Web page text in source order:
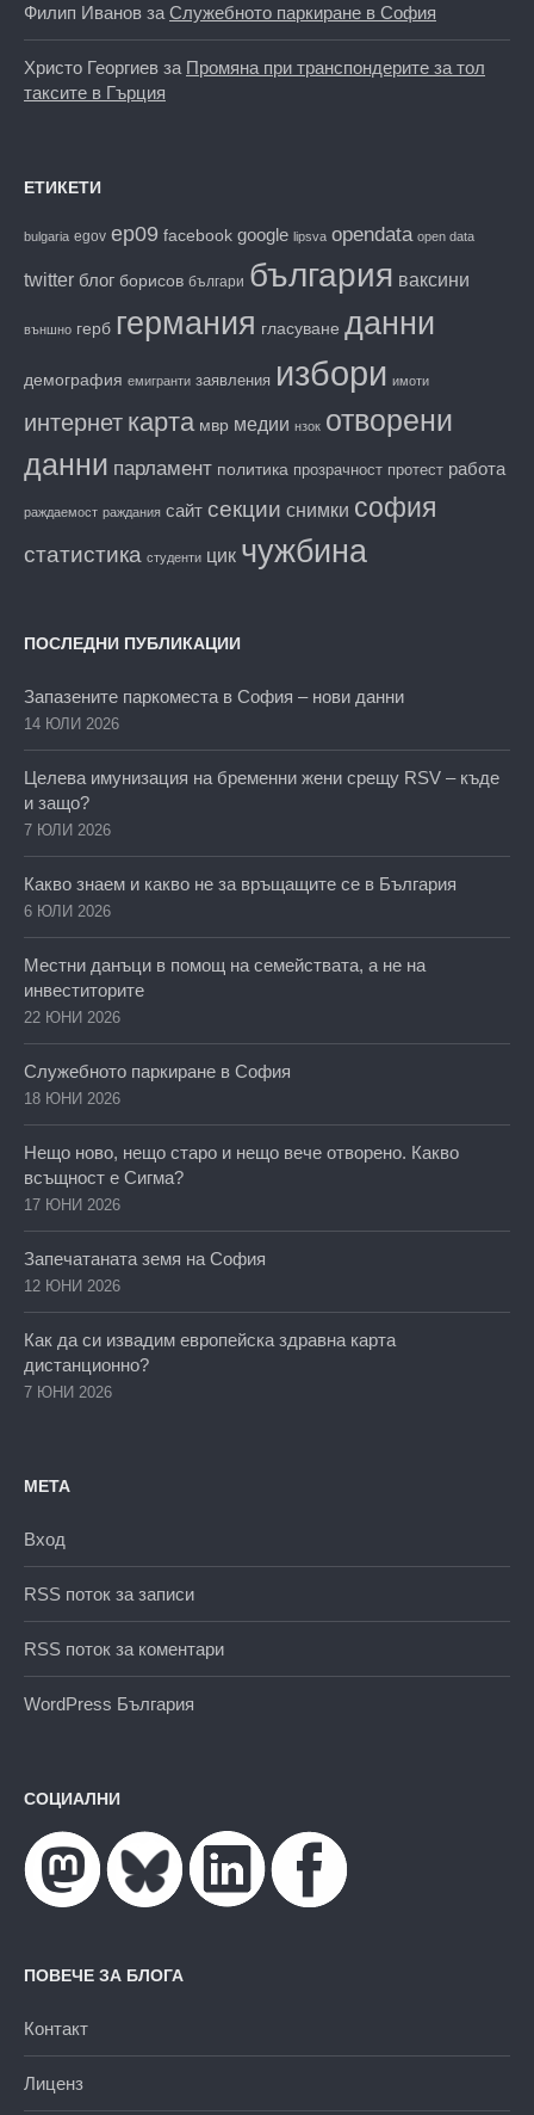
Филип Иванов за Служебното паркиране в София
Христо Георгиев за Промяна при транспондерите за тол
таксите в Гърция
ЕТИКЕТИ
bulgaria egov ep09 facebook google lipsva opendata open data
twitter блог борисов българи българия ваксини
външно герб германия гласуване данни
демография емигранти заявления избори имоти
интернет карта мвр медии нзок отворени
данни парламент политика прозрачност протест работа
раждаемост раждания сайт секции снимки софия
статистика студенти цик чужбина
ПОСЛЕДНИ ПУБЛИКАЦИИ
Запазените паркоместа в София – нови данни
14 ЮЛИ 2026
Целева имунизация на бременни жени срещу RSV – къде
и защо?
7 ЮЛИ 2026
Какво знаем и какво не за връщащите се в България
6 ЮЛИ 2026
Местни данъци в помощ на семействата, а не на
инвеститорите
22 ЮНИ 2026
Служебното паркиране в София
18 ЮНИ 2026
Нещо ново, нещо старо и нещо вече отворено. Какво
всъщност е Сигма?
17 ЮНИ 2026
Запечатаната земя на София
12 ЮНИ 2026
Как да си извадим европейска здравна карта
дистанционно?
7 ЮНИ 2026
МЕТА
Вход
RSS поток за записи
RSS поток за коментари
WordPress България
СОЦИАЛНИ
ПОВЕЧЕ ЗА БЛОГА
Контакт
Лиценз